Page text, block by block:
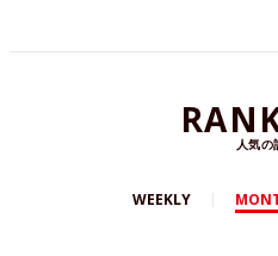
人気の
WEEKLY